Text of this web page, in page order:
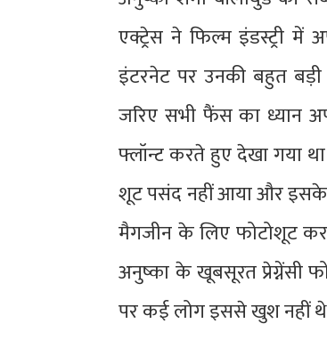
एक्ट्रेस ने फिल्म इंडस्ट्री
इंटरनेट पर उनकी बहुत
जरिए सभी फैंस का ध्यान
फ्लॉन्ट करते हुए देखा गया
शूट पसंद नहीं आया और इसके
मैगजीन के लिए फोटोशूट
अनुष्का के खूबसूरत प्रेग्नेंसी
पर कई लोग इससे खुश नहीं